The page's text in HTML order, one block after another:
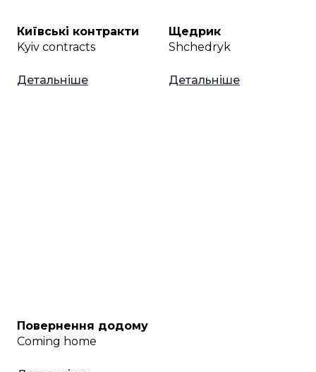
Київські контракти
Kyiv contracts
Детальніше
Щедрик
Shchedryk
Детальніше
Повернення додому
Coming home